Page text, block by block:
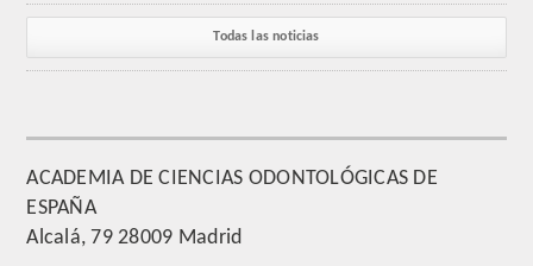
Número de Medalla
SUPERNUMERARIOS
HONOR
Todas las noticias
ACADEMIA DE CIENCIAS ODONTOLÓGICAS DE
ESPAÑA
Alcalá, 79 28009 Madrid